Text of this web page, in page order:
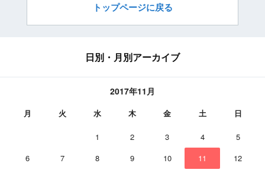
トップページに戻る
日別・月別アーカイブ
2017年11月
月 火 水 木 金 土 日
1 2 3 4
5
6
7 8 9 10 11
12